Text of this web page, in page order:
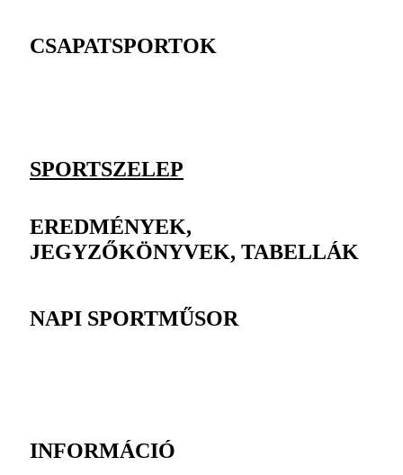
CSAPATSPORTOK
SPORTSZELEP
EREDMÉNYEK,
JEGYZŐKÖNYVEK, TABELLÁK
NAPI SPORTMŰSOR
INFORMÁCIÓ